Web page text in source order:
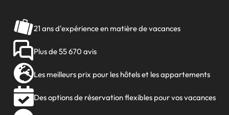
21 ans d'expérience en matière de vacances
Plus de 55 670 avis
Les meilleurs prix pour les hôtels et les appartements
Des options de réservation flexibles pour vos vacances